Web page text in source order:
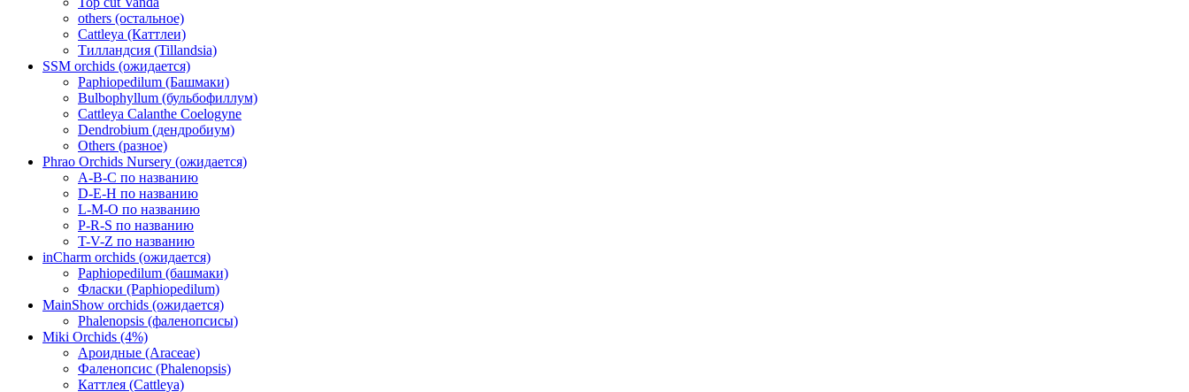
others (остальное)
Cattleya (Каттлеи)
Тилландсия (Tillandsia)
SSM orchids (ожидается)
Paphiopedilum (Башмаки)
Bulbophyllum (бульбофиллум)
Cattleya Calanthe Coelogyne
Dendrobium (дендробиум)
Others (разное)
Phrao Orchids Nursery (ожидается)
A-B-C по названию
D-E-H по названию
L-M-O по названию
P-R-S по названию
T-V-Z по названию
inCharm orchids (ожидается)
Paphiopedilum (башмаки)
Фласки (Paphiopedilum)
MainShow orchids (ожидается)
Phalenopsis (фаленопсисы)
Miki Orchids (4%)
Ароидные (Araceae)
Фаленопсис (Phalenopsis)
Каттлея (Cattleya)